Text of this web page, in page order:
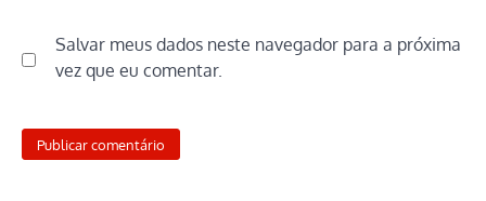
Salvar meus dados neste navegador para a próxima
vez que eu comentar.